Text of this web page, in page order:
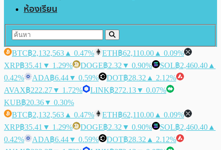
ห้องเรียน
BTC฿2,132,563 ▲ 0.47% ETH฿62,110.00 ▲ 0.09%
XRP฿35.41 ▼ 1.29% DOGE฿2.32 ▼ 0.90% SOL฿2,460.40 ▲
0.42%
ADA฿6.44▼ 0.59% DOT฿28.32 ▲ 2.12%
AVAX฿222.27▼ 1.72% LINK฿272.13▼ 0.07%
KUB฿20.36▼ 0.30%
BTC฿2,132,563 ▲ 0.47% ETH฿62,110.00 ▲ 0.09%
XRP฿35.41 ▼ 1.29% DOGE฿2.32 ▼ 0.90% SOL฿2,460.40 ▲
0.42%
ADA฿6.44▼ 0.59% DOT฿28.32 ▲ 2.12%